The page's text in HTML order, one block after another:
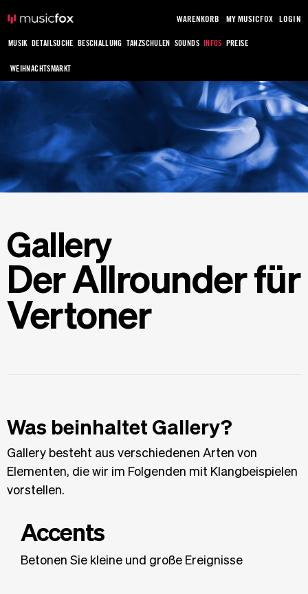
MUSIK DETAILSUCHE BESCHALLUNG TANZSCHULEN SOUNDS INFOS PREISE
WEIHNACHTSMARKT
WARENKORB MY MUSICFOX LOGIN
Gallery
Der Allrounder für
Vertoner
Was beinhaltet Gallery?
Gallery besteht aus verschiedenen Arten von
Elementen, die wir im Folgenden mit Klangbeispielen
vorstellen.
Accents
Betonen Sie kleine und große Ereignisse